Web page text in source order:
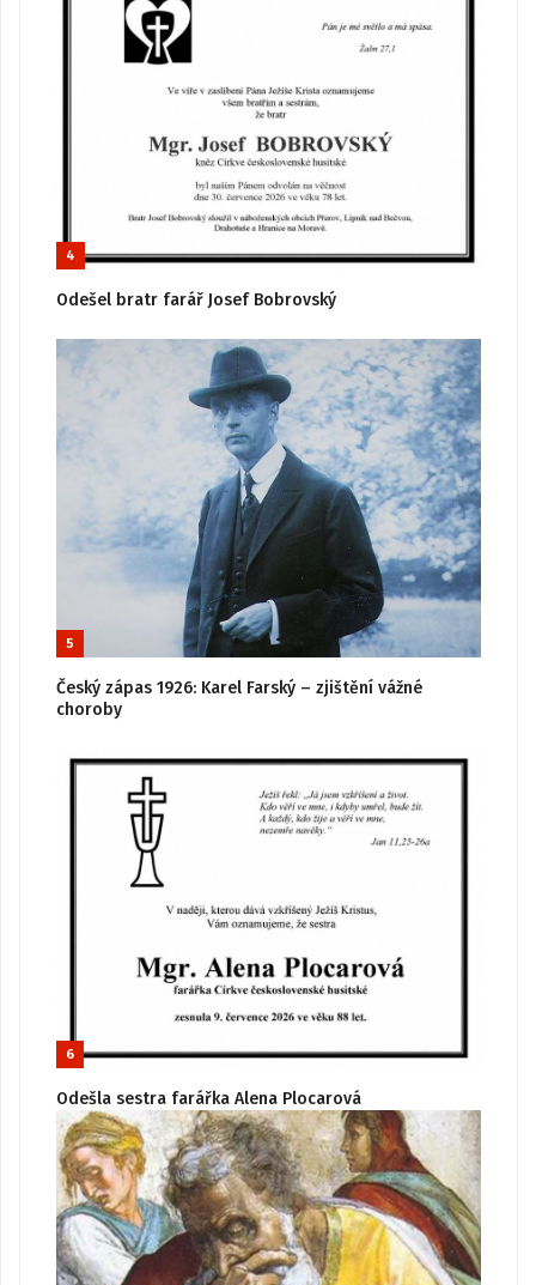
4
Odešel bratr farář Josef Bobrovský
5
Český zápas 1926: Karel Farský – zjištění vážné
choroby
6
Odešla sestra farářka Alena Plocarová